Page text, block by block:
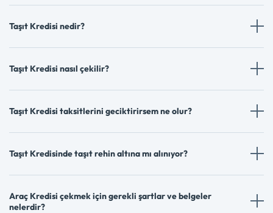
Taşıt Kredisi nedir?
Taşıt Kredisi nasıl çekilir?
Taşıt Kredisi taksitlerini geciktirirsem ne olur?
Taşıt Kredisinde taşıt rehin altına mı alınıyor?
Araç Kredisi çekmek için gerekli şartlar ve belgeler
nelerdir?